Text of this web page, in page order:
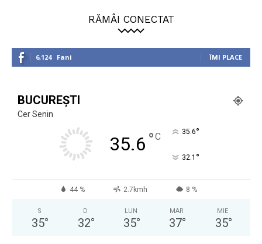
RĂMÂI CONECTAT
6,124 Fani ÎMI PLACE
BUCUREȘTI
Cer Senin
35.6 °C 35.6°
32.1 °
44 % 2.7kmh 8 %
S
35°
D
32°
LUN
35°
MAR
37°
MIE
35°